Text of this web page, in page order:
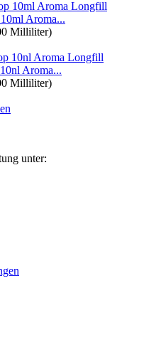
Aroma...
Milliliter)
Aroma...
Milliliter)
unter: